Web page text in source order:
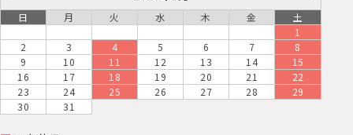
日 月 火 水 木 金
土
1
2
3 4 5 6 7
8
9
10 11 12 13 14
15
16
17 18 19 20 21
22
23
24 25 26 27 28
29
30
31